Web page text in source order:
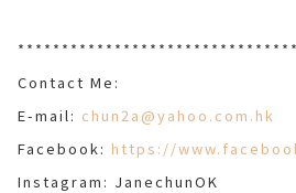
Contact Me:
E-mail: chun2a@yahoo.com.hk
Facebook: https://
Instagram: JanechunOK